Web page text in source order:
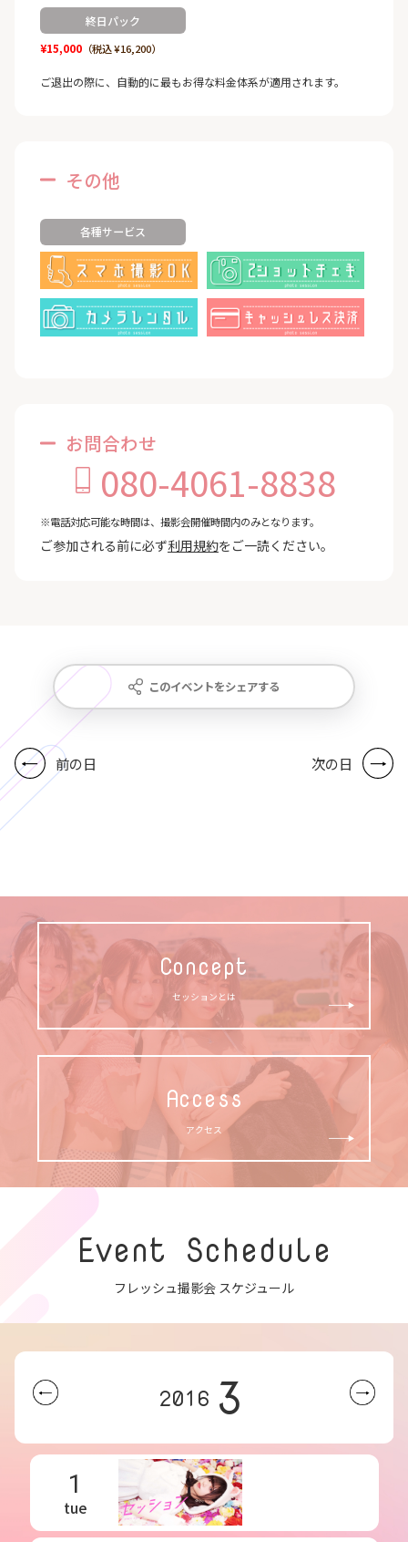
終日パック
¥15,000（税込 ¥16,200）
ご退出の際に、自動的に最もお得な料金体系が適用されます。
その他
各種サービス
お問合わせ
080-4061-8838
※電話対応可能な時間は、撮影会開催時間内のみとなります。
ご参加される前に必ず利用規約をご一読ください。
このイベントをシェアする
前の日 次の日
Concept
セッションとは
Access
アクセス
Event Schedule
フレッシュ撮影会 スケジュール
2016 3
1
tue